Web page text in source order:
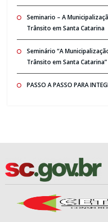
Seminario – A
Trânsito em Santa Catarina
Seminário “A
Trânsito em Santa Catarina”
PASSO A PASSO PARA